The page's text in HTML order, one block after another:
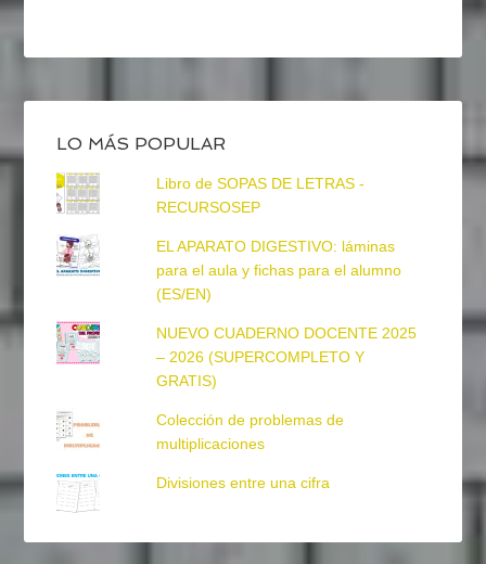
LO MÁS POPULAR
Libro de SOPAS DE LETRAS -
RECURSOSEP
EL APARATO DIGESTIVO: láminas
para el aula y fichas para el alumno
(ES/EN)
NUEVO CUADERNO DOCENTE 2025
– 2026 (SUPERCOMPLETO Y
GRATIS)
Colección de problemas de
multiplicaciones
Divisiones entre una cifra